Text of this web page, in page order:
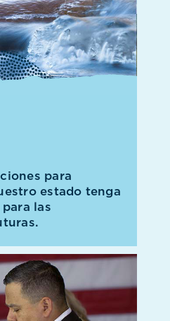
para
estado tenga
las